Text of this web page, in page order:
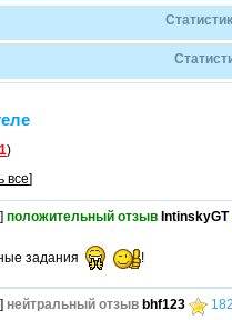
)
все]
положительный отзыв IntinskyGT
задания !
нейтральный отзыв bhf123